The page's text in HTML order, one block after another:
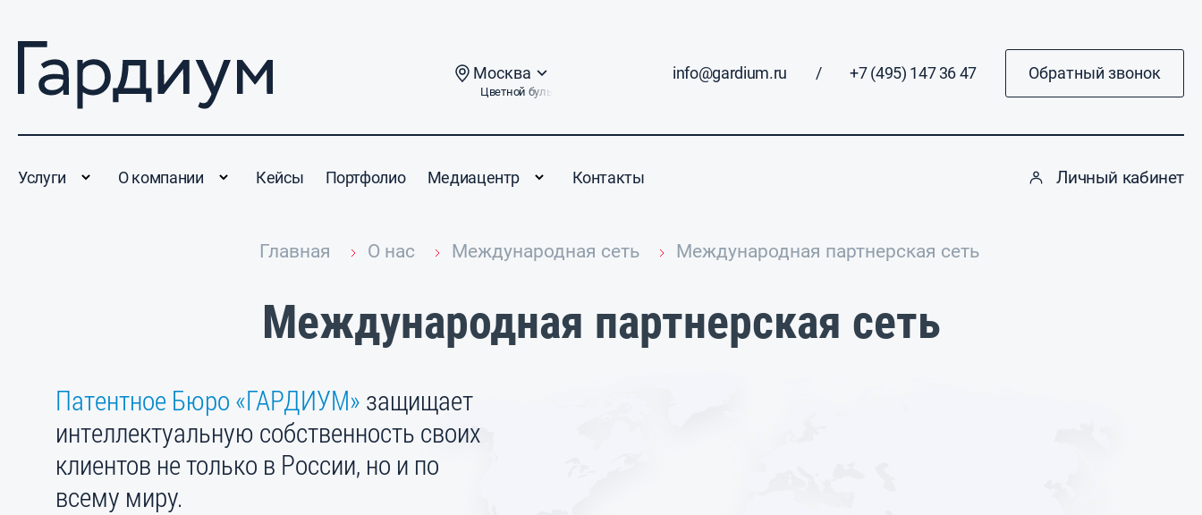
Москва
Цветной бульвар, дом 2
info@gardium.ru / +7 (495) 147 36 47 Обратный звонок
Услуги О компании Кейсы Портфолио Медиацентр Контакты Личный кабинет
Главная О нас Международная сеть Международная партнерская сеть
Международная партнерская сеть
Патентное Бюро «ГАРДИУМ» защищает
интеллектуальную собственность своих
клиентов не только в России, но и по
всему миру.